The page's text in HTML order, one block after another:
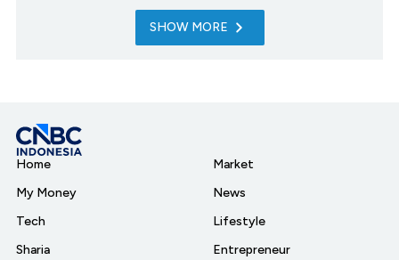
SHOW MORE
Home
My Money
Tech
Sharia
Market
News
Lifestyle
Entrepreneur